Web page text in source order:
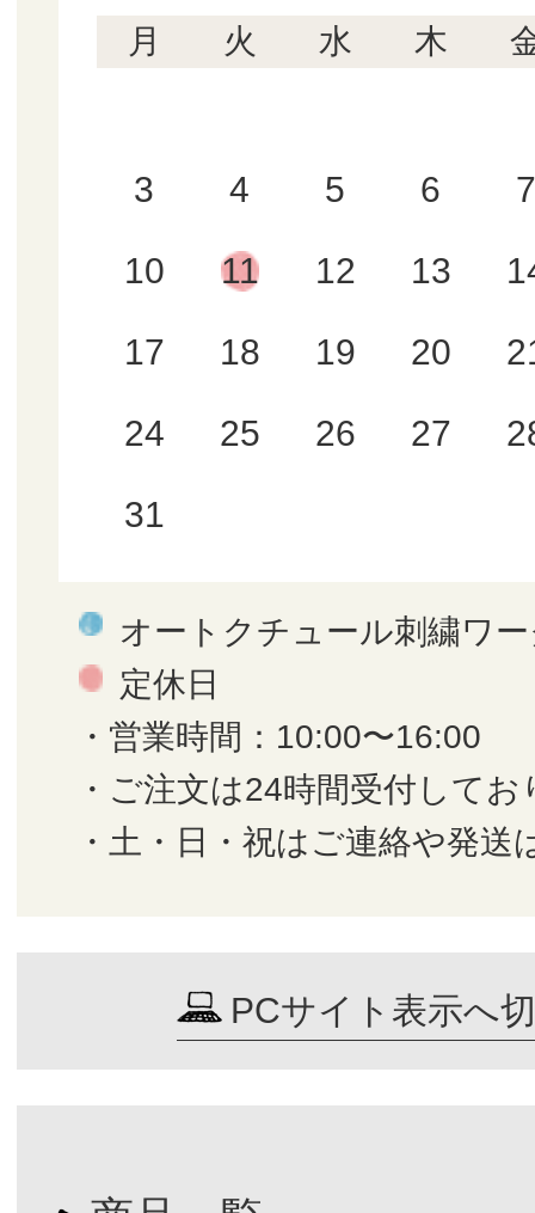
月 火 水 木
3 4 5 6 7
10 11 12 13
17 18 19 20
24 25 26 27
31
オートクチュール刺繍ワ
定休日
・営業時間：10:00〜16:00
・ご注文は24時間受付してお
・土・日・祝はご連絡や発送
PCサイト表示へ